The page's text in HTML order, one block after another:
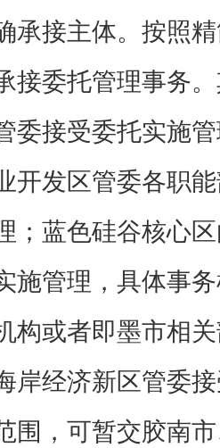
接主体。按照精
接委托管理事务
委接受委托实施
开发区管委各职
；蓝色硅谷核心
施管理，具体事
构或者即墨市相
岸经济新区管委
围，可暂交胶南